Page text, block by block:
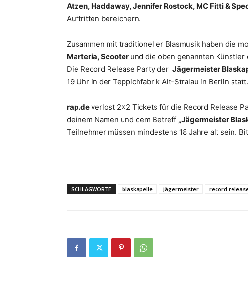
Atzen, Haddaway, Jennifer Rostock, MC Fitti &
Auftritten bereichern.
Zusammen mit traditioneller Blasmusik haben die
Marteria, Scooter und die oben genannten
Die Record Release Party der Jägermeister
19 Uhr in der Teppichfabrik Alt-Stralau in Berlin statt.
rap.deverlost 2×2 Tickets für die Record Release
deinem Namen und dem Betreff „Jägermeister
Teilnehmer müssen mindestens 18 Jahre alt sein.
SCHLAGWORTE blaskapelle jägermeister record